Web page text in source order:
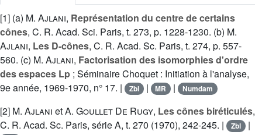
[1] (a) M. Ajlani, Représentation du centre de certains
cônes, C. R. Acad. Sci. Paris, t. 273, p. 1228-1230. (b) M.
Ajlani, Les D-cônes, C. R. Acad. Sc. Paris, t. 274, p. 557-
560. (c) M. Ajlani, Factorisation des isomorphies d'ordre
des espaces Lp ; Séminaire Choquet : Initiation à l'analyse,
9e année, 1969-1970, n° 17. |
Zbl | MR | Numdam
[2] M. Ajlani etA. Goullet De Rugy, Les cônes biréticulés,
C. R. Acad. Sc. Paris, série A, t. 270 (1970), 242-245. |
Zbl |